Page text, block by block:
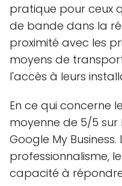
pratique pour ceux
de bande dans la
proximité avec les
moyens de
l'accès à leurs
En ce qui concerne
moyenne de 5/5
Google My
professionnalisme,
capacité à